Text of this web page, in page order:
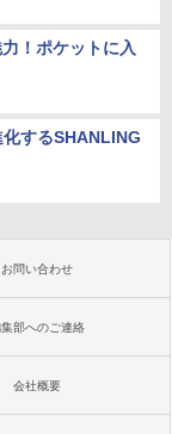
！ポケットに入
するSHANLING
お問い合わせ
部へのご連絡
会社概要